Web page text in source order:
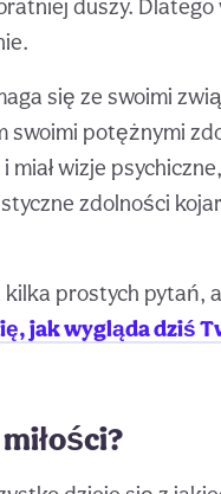
duszy. Dlatego
się ze swoimi
swoimi potężnymi
miał wizje
zdolności
prostych pytań,
jak wygląda dziś